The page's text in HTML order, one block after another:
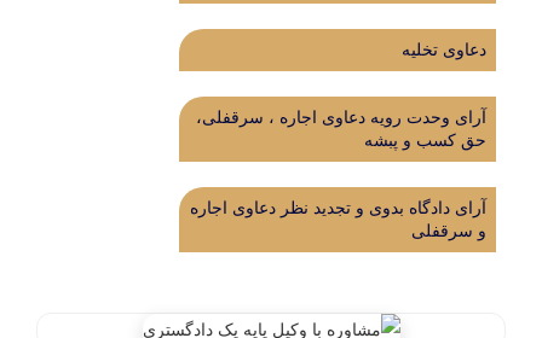
دعاوی تخلیه
آرای وحدت رویه دعاوی اجاره ، سرقفلی،
حق کسب و پبشه
آرای دادگاه بدوی و تجدید نظر دعاوی اجاره
و سرقفلی